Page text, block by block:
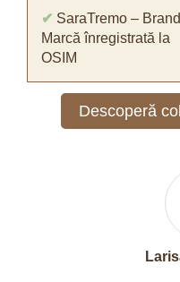
✔ SaraTremo –
Marcă înregistrată la
OSIM
Descoperă